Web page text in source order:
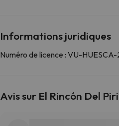
Informations juridiques
Numéro de licence : VU-
Avis sur El Rincón Del